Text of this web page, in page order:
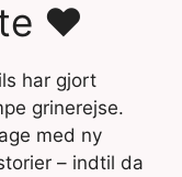
❤️
har gjort
grinerejse.
med ny
– indtil da